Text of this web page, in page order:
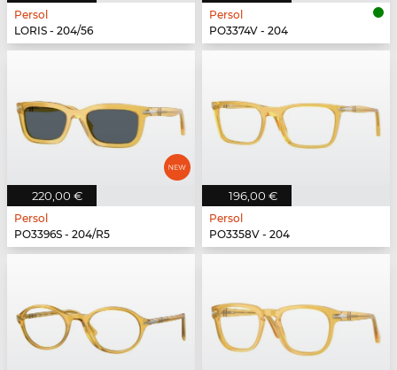
Persol
LORIS - 204/56
Persol
PO3374V - 204
220,00 €
Persol
PO3396S - 204/R5
196,00 €
Persol
PO3358V - 204